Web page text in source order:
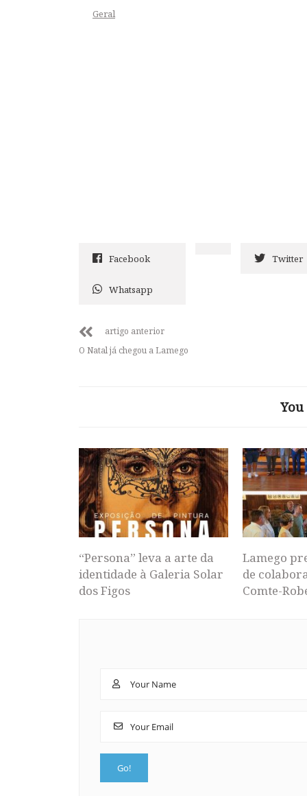
Geral
Facebook Twitter
Whatsapp
artigo anterior
O Natal já chegou a Lamego
“Persona” leva a arte da
identidade à Galeria Solar
dos Figos
Lamego
de
Comte-